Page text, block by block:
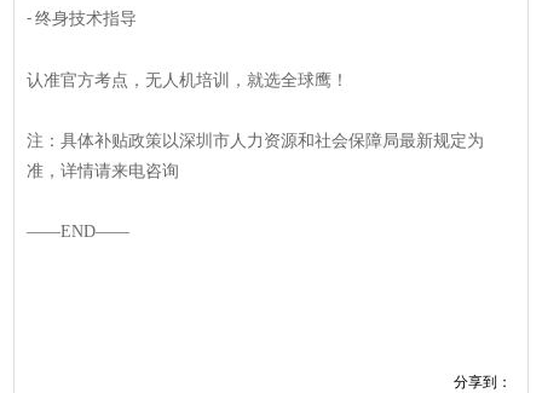
-终身技术指导
认准官方考点，无人机培训，就选全球鹰！
注：具体补贴政策以深圳市人力资源和社会保障局最新规定为
准，详情请来电咨询
——END——
分享到：